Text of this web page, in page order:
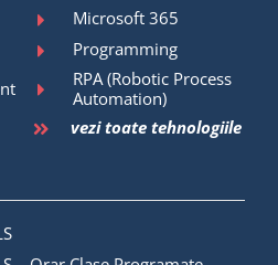
Microsoft 365
Programming
RPA (Robotic Process
Automation)
vezi toate tehnologiile